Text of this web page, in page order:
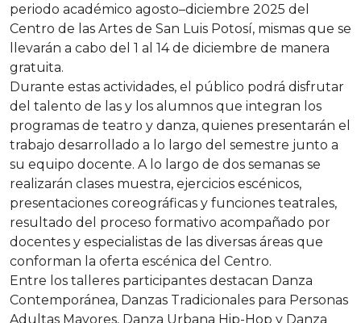
periodo académico agosto–diciembre 2025 del
Centro de las Artes de San Luis Potosí, mismas que se
llevarán a cabo del 1 al 14 de diciembre de manera
gratuita.
Durante estas actividades, el público podrá disfrutar
del talento de las y los alumnos que integran los
programas de teatro y danza, quienes presentarán el
trabajo desarrollado a lo largo del semestre junto a
su equipo docente. A lo largo de dos semanas se
realizarán clases muestra, ejercicios escénicos,
presentaciones coreográficas y funciones teatrales,
resultado del proceso formativo acompañado por
docentes y especialistas de las diversas áreas que
conforman la oferta escénica del Centro.
Entre los talleres participantes destacan Danza
Contemporánea, Danzas Tradicionales para Personas
Adultas Mayores, Danza Urbana Hip-Hop y Danza